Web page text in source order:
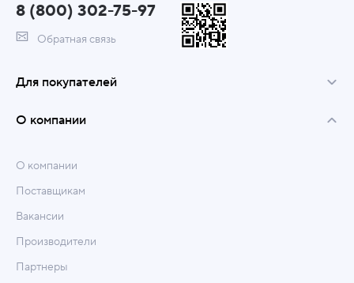
8 (800) 302-75-97
Обратная связь
Для покупателей
О компании
О компании
Поставщикам
Вакансии
Производители
Партнеры